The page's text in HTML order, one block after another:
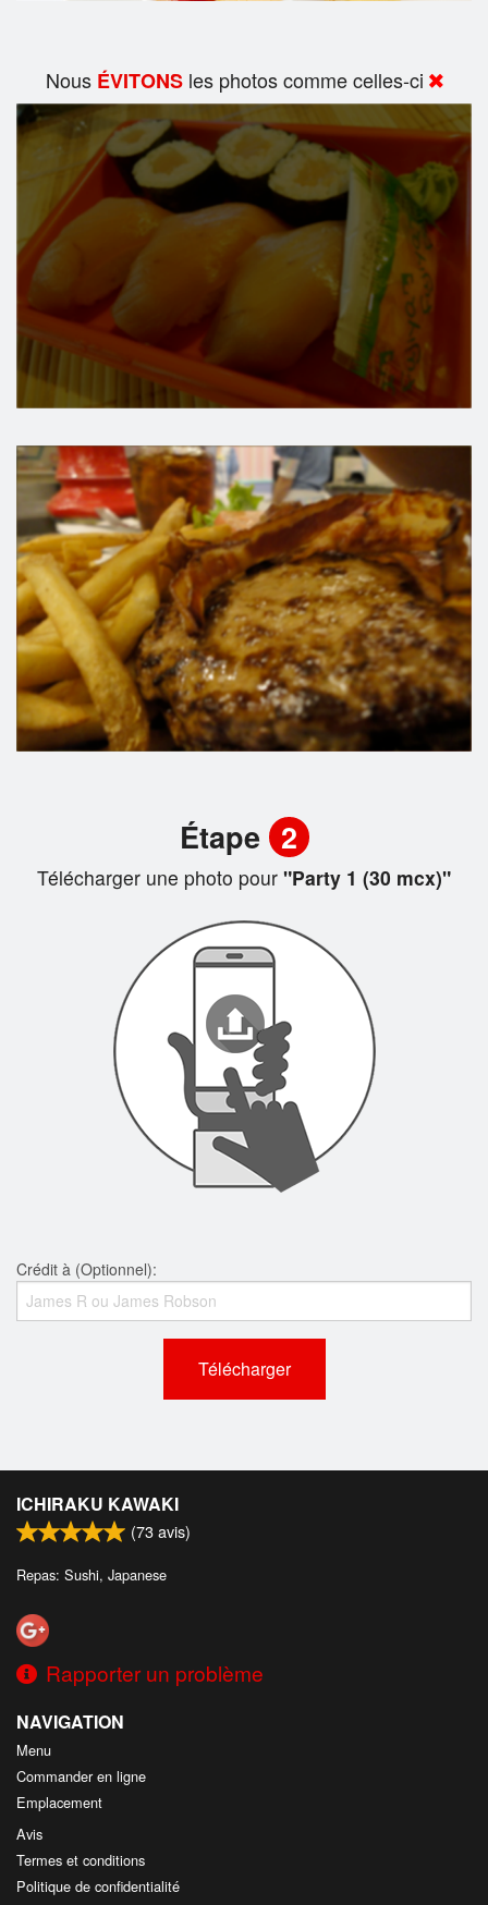
Nous ÉVITONSles photos comme celles-ci
Étape 2
Télécharger une photo pour "Party 1 (30 mcx)"
Crédit à (Optionnel):
Télécharger
ICHIRAKU KAWAKI
(73avis)
Repas: Sushi, Japanese
Rapporter un problème
NAVIGATION
Menu
Commander en ligne
Emplacement
Avis
Termes et conditions
Politique de confidentialité